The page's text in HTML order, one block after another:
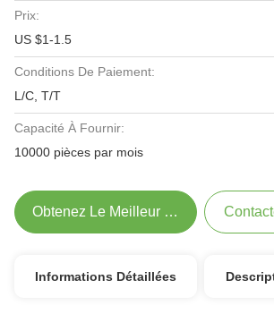
Prix:
US $1-1.5
Conditions De Paiement:
L/C, T/T
Capacité À Fournir:
10000 pièces par mois
Obtenez Le Meilleur Prix
Informations Détaillées